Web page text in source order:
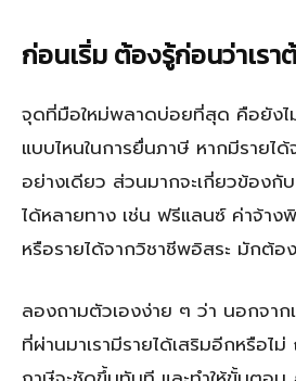
ก่อนเริ่ม ต้องรู้ก่อนว่าเร
จุดที่มือใหม่พลาดบ่อยที่สุด คือยังไม่
แบบไหนในการยื่นภาษี หากมีรายไ
อย่างเดียว ส่วนมากจะเกี่ยวข้องกับ
ได้หลายทาง เช่น ฟรีแลนซ์ ค่าจ้าง
หรือรายได้จากวิชาชีพอิสระ มักต้อ
ลองถามตัวเองง่าย ๆ ว่า นอกจาก
ที่ผ่านมาเรามีรายได้เสริมอีกหรือไ